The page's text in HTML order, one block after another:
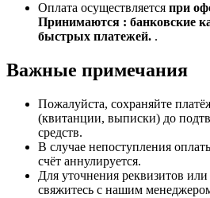
Оплата осуществляется при
Принимаются : банковские
быстрых платежей. .
Важные примечания
Пожалуйста, сохраняйте
(квитанции, выписки) до
средств.
В случае непоступления
счёт аннулируется.
Для уточнения реквизитов или
свяжитесь с нашим